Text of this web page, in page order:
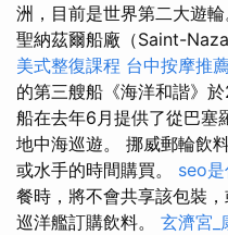
洲，目前是世界第二大遊輪
聖納茲爾船廠（Saint-
美式整復課程 台中按摩推
的第三艘船《海洋和諧》
船在去年6月提供了從巴
地中海巡遊。 挪威郵輪飲
或水手的時間購買。 seo是
餐時，將不會共享該包裝
巡洋艦訂購飲料。 玄濟宮_